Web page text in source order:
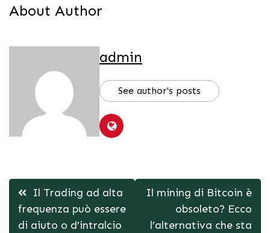
About Author
admin
See author's posts
Post
navigation
Il Trading ad alta
frequenza può essere
di aiuto o d’intralcio
Il mining di Bitcoin è
obsoleto? Ecco
l’alternativa che sta